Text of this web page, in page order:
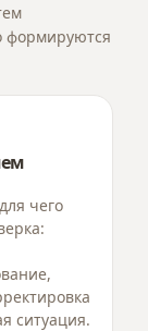
формируются
чего
ситуация.